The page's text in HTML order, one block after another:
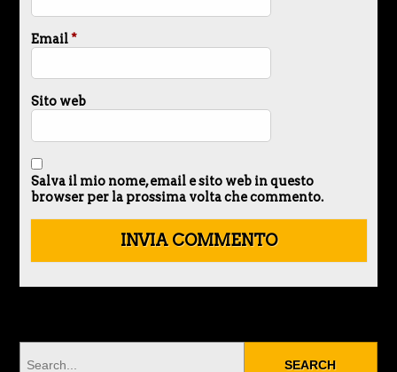
Email*
Sito web
Salva il mio nome, email e sito web in questo
browser per la prossima volta che commento.